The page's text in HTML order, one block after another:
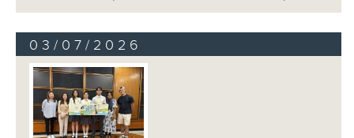
03/07/2026